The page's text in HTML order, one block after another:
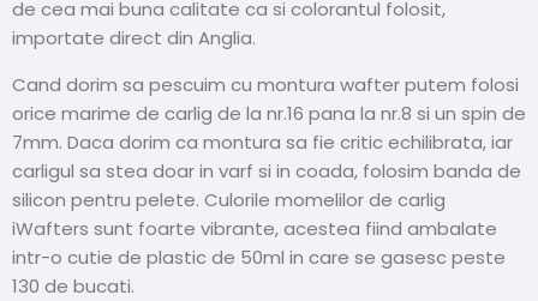
de cea mai buna calitate ca si colorantul folosit,
importate direct din Anglia.
Cand dorim sa pescuim cu montura wafter putem folosi
orice marime de carlig de la nr.16 pana la nr.8 si un spin de
7mm. Daca dorim ca montura sa fie critic echilibrata, iar
carligul sa stea doar in varf si in coada, folosim banda de
silicon pentru pelete. Culorile momelilor de carlig
iWafters sunt foarte vibrante, acestea fiind ambalate
intr-o cutie de plastic de 50ml in care se gasesc peste
130 de bucati.